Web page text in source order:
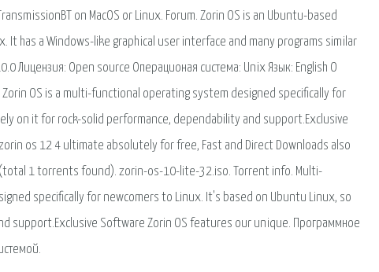
on MacOS or Linux. Forum. Zorin OS is an Ubuntu-based
has a Windows-like graphical user interface and many programs similar
Лицензия: Open source Операционая система: Unix Язык: English О
OS is a multi-functional operating system designed specifically for
on it for rock-solid performance, dependability and support.Exclusive
os 12 4 ultimate absolutely for free, Fast and Direct Downloads also
1 torrents found). zorin-os-10-lite-32.iso. Torrent info. Multi-
specifically for newcomers to Linux. It's based on Ubuntu Linux, so
support.Exclusive Software Zorin OS features our unique. Программное